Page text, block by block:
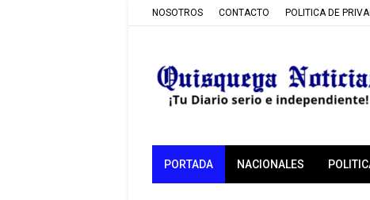
NOSOTROS CONTACTO POLITICA DE
PORTADA NACIONALES